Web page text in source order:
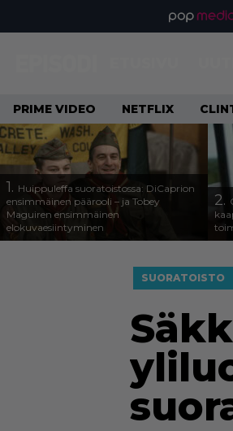
PRIME VIDEO NETFLIX
1. Huippuleffa suoratoistossa: DiCaprion
ensimmäinen päärooli – ja Tobey
Maguiren ensimmäinen
elokuvaesiintyminen
2.
SUORATOISTO